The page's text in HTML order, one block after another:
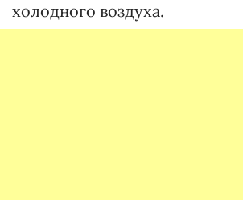
холодного воздуха.